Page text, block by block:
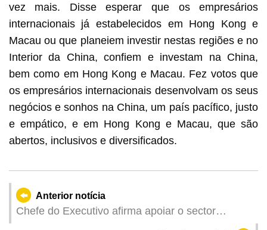
vez mais. Disse esperar que os empresários
internacionais já estabelecidos em Hong Kong e
Macau ou que planeiem investir nestas regiões e no
Interior da China, confiem e investam na China,
bem como em Hong Kong e Macau. Fez votos que
os empresários internacionais desenvolvam os seus
negócios e sonhos na China, um país pacífico, justo
e empático, e em Hong Kong e Macau, que são
abertos, inclusivos e diversificados.
Anterior notícia
Chefe do Executivo afirma apoiar o sector